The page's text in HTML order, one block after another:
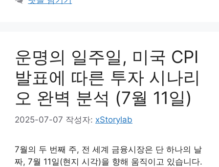
운명의 일주일, 미국 CPI
발표에 따른 투자 시나리
오 완벽 분석 (7월 11일)
2025-07-07 작성자: xStorylab
7월의 두 번째 주, 전 세계 금융시장은 단 하나의 날
짜, 7월 11일(현지 시각)을 향해 움직이고 있습니다.